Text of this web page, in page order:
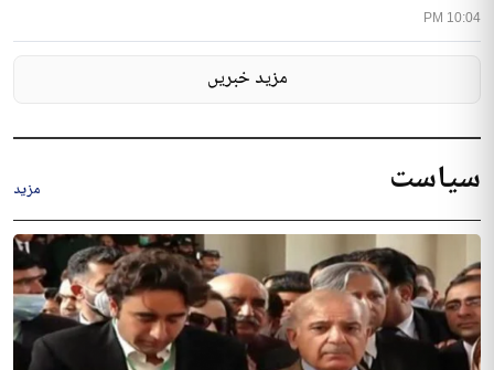
10:04 PM
مزید خبریں
سیاست مزید